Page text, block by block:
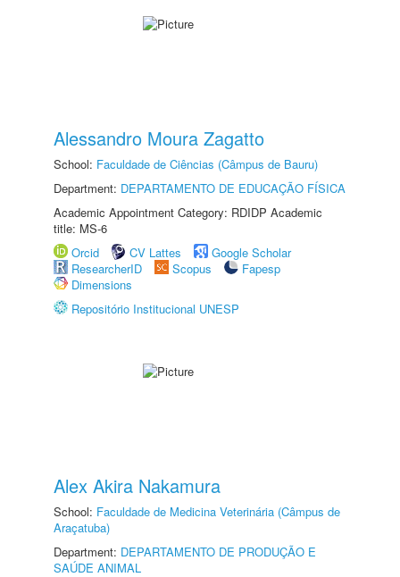
Alessandro Moura Zagatto
School: Faculdade de Ciências (Câmpus de Bauru)
Department: DEPARTAMENTO DE EDUCAÇÃO FÍSICA
Academic Appointment Category: RDIDP Academic
title: MS-6
Orcid
CV Lattes
Google Scholar
ResearcherID
Scopus
Fapesp
Dimensions
Repositório Institucional UNESP
Alex Akira Nakamura
School: Faculdade de Medicina Veterinária (Câmpus de
Araçatuba)
Department: DEPARTAMENTO DE PRODUÇÃO E
SAÚDE ANIMAL